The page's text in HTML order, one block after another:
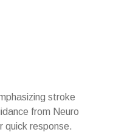
stroke
from Neuro
quick response.